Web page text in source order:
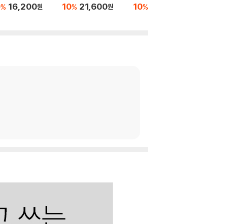
% 16,200원 10% 21,600원 10%